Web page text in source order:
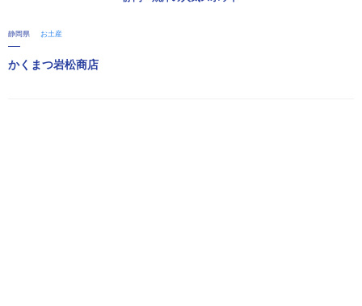
静岡県 お土産
かくまつ岩松商店